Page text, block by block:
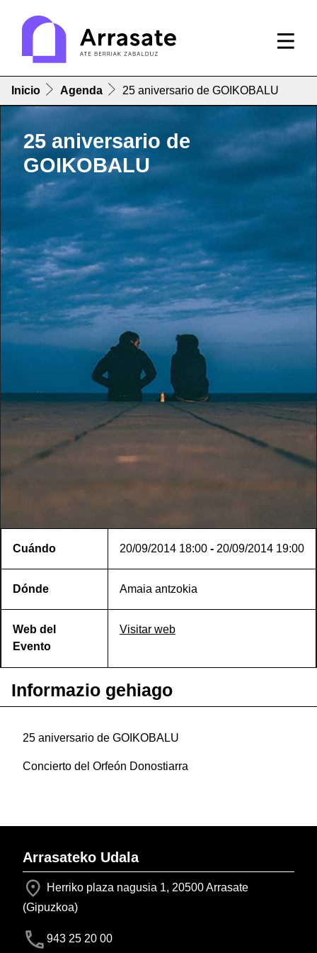
Inicio Agenda 25 aniversario de GOIKOBALU
25 aniversario de
GOIKOBALU
Cuándo 20/09/2014 18:00 - 20/09/2014 19:00
Dónde Amaia antzokia
Web del
Evento
Visitar web
Informazio gehiago
25 aniversario de GOIKOBALU
Concierto del Orfeón Donostiarra
Arrasateko Udala
Herriko plaza nagusia 1, 20500 Arrasate
(Gipuzkoa)
943 25 20 00